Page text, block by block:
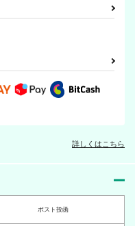
詳しくはこちら
ポスト投函